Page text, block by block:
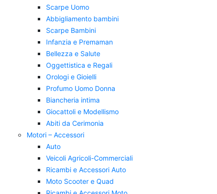
Scarpe Uomo
Abbigliamento bambini
Scarpe Bambini
Infanzia e Premaman
Bellezza e Salute
Oggettistica e Regali
Orologi e Gioielli
Profumo Uomo Donna
Biancheria intima
Giocattoli e Modellismo
Abiti da Cerimonia
Motori – Accessori
Auto
Veicoli Agricoli-Commerciali
Ricambi e Accessori Auto
Moto Scooter e Quad